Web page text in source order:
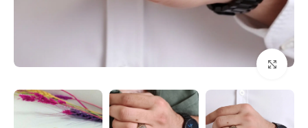
برای بزرگنمایی کلیک کنید